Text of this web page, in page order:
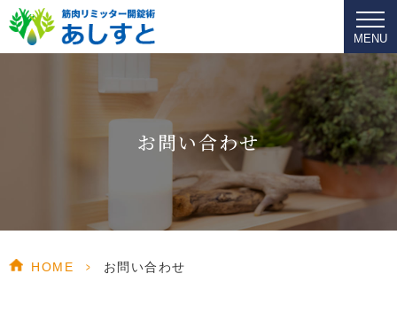
MENU
お問い合わせ
HOME > お問い合わせ